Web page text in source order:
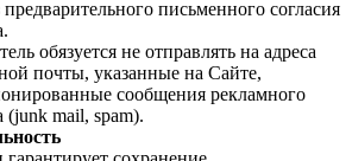
предварительного письменного согласия
обязуется не отправлять на адреса
почты, указанные на Сайте,
сообщения рекламного
(junk mail, spam).